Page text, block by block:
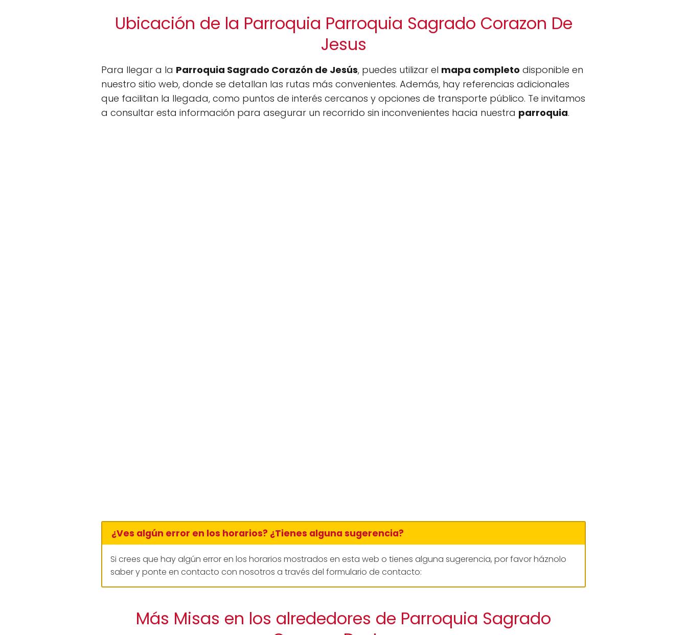
Ubicación de la Parroquia Parroquia Sagrado Corazon De
Jesus
Para llegar a la Parroquia Sagrado Corazón de Jesús, puedes utilizar el mapa completo disponible en
nuestro sitio web, donde se detallan las rutas más convenientes. Además, hay referencias adicionales
que facilitan la llegada, como puntos de interés cercanos y opciones de transporte público. Te invitamos
a consultar esta información para asegurar un recorrido sin inconvenientes hacia nuestra parroquia.
¿Ves algún error en los horarios? ¿Tienes alguna sugerencia?
Si crees que hay algún error en los horarios mostrados en esta web o tienes alguna sugerencia, por favor háznolo
saber y ponte en contacto con nosotros a través del formulario de contacto:
Más Misas en los alrededores de Parroquia Sagrado